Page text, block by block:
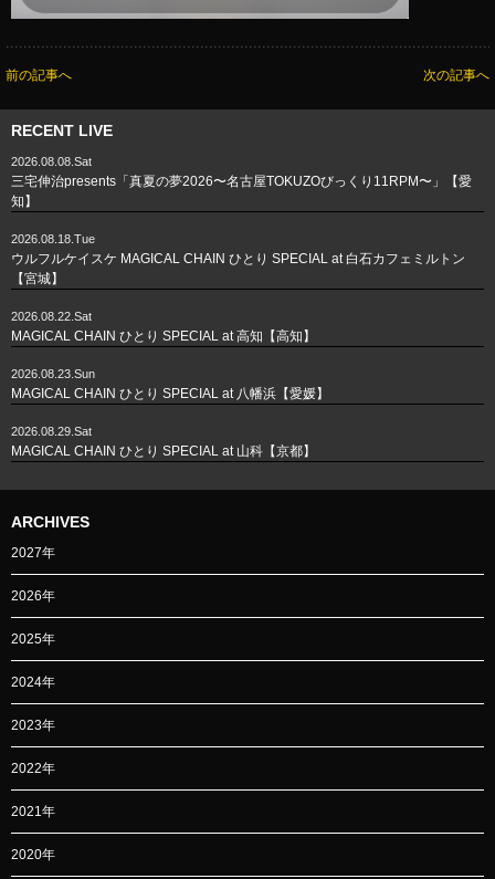
前の記事へ 次の記事へ
RECENT LIVE
2026.08.08.Sat
三宅伸治presents「真夏の夢2026〜名古屋TOKUZOびっくり11RPM〜」【愛
知】
2026.08.18.Tue
ウルフルケイスケ MAGICAL CHAIN ひとり SPECIAL at 白石カフェミルトン
【宮城】
2026.08.22.Sat
MAGICAL CHAIN ひとり SPECIAL at 高知【高知】
2026.08.23.Sun
MAGICAL CHAIN ひとり SPECIAL at 八幡浜【愛媛】
2026.08.29.Sat
MAGICAL CHAIN ひとり SPECIAL at 山科【京都】
ARCHIVES
2027年
2026年
2025年
2024年
2023年
2022年
2021年
2020年